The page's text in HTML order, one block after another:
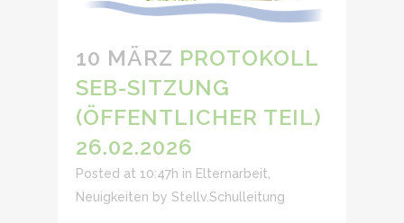
10 MÄRZ PROTOKOLL
SEB-SITZUNG
(ÖFFENTLICHER TEIL)
26.02.2026
Posted at 10:47h in Elternarbeit
Neuigkeiten by Stellv.Schulleitung